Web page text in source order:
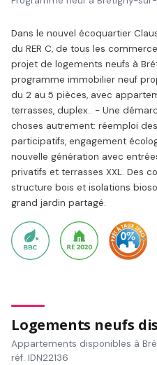
Dans le nouvel écoquartier
du RER C, de tous les
projet de logements neufs à
programme immobilier neuf
du 2 au 5 pièces, avec
terrasses, duplex.. - Une
choses autrement: réemploi
participatifs, engagement
nouvelle génération avec
privatifs et terrasses XXL. Des
structure bois et isolations
grand jardin partagé.
Logements neufs
Appartements disponibles à
réf. IDN22136